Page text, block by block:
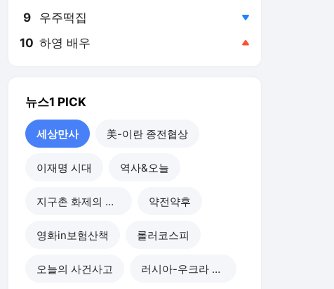
9 우주떡집
10 하영 배우
뉴스1 PICK
세상만사 美-이란 종전협상
이재명 시대 역사&오늘
지구촌 화제의 뉴스 약전약후
영화in보험산책 롤러코스피
오늘의 사건사고 러시아-우크라 전쟁